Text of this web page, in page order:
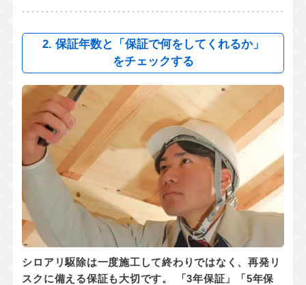
2. 保証年数と「保証で何をしてくれるか」
をチェックする
シロアリ駆除は一度施工して終わりではなく、再発リ
スクに備える保証も大切です。 「3年保証」「5年保